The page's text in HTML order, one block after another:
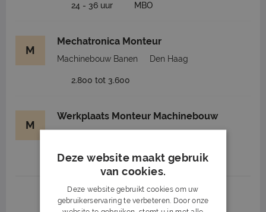
24 - 36 uur MBO
M
Mechatronica Monteur
Machinebouw Banen Den Haag
2.800 tot 3.600
M
Werkplaats Monteur Machinebouw
2.690 tot 3.650
1 2 3 Volgende >
Deze website maakt gebruik
van cookies.
Deze website gebruikt cookies om uw
gebruikerservaring te verbeteren. Door onze